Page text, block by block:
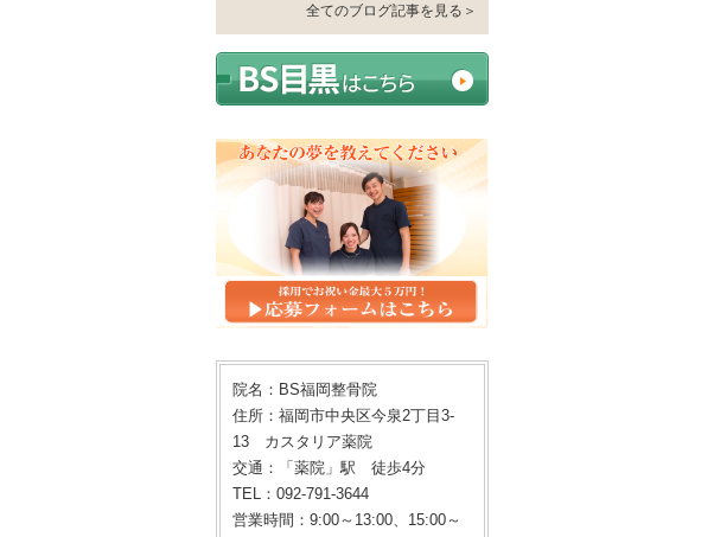
全てのブログ記事を見る＞
院名：BS福岡整骨院
住所：福岡市中央区今泉2丁目3-
13 カスタリア薬院
交通：「薬院」駅 徒歩4分
TEL：092-791-3644
営業時間：9:00～13:00、15:00～